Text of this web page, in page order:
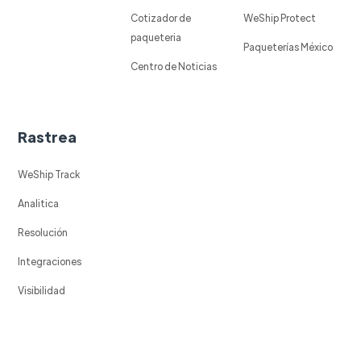
Cotizador de
paqueteria
Centro de Noticias
WeShip Protect
Paqueterías México
Rastrea
WeShip Track
Analitica
Resolución
Integraciones
Visibilidad